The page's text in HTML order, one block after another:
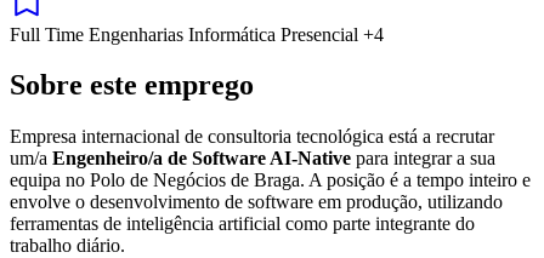
Full Time Engenharias Informática Presencial +4
Sobre este emprego
Empresa internacional de consultoria tecnológica está a recrutar
um/a Engenheiro/a de Software AI-Native para integrar a sua
equipa no Polo de Negócios de Braga. A posição é a tempo inteiro e
envolve o desenvolvimento de software em produção, utilizando
ferramentas de inteligência artificial como parte integrante do
trabalho diário.